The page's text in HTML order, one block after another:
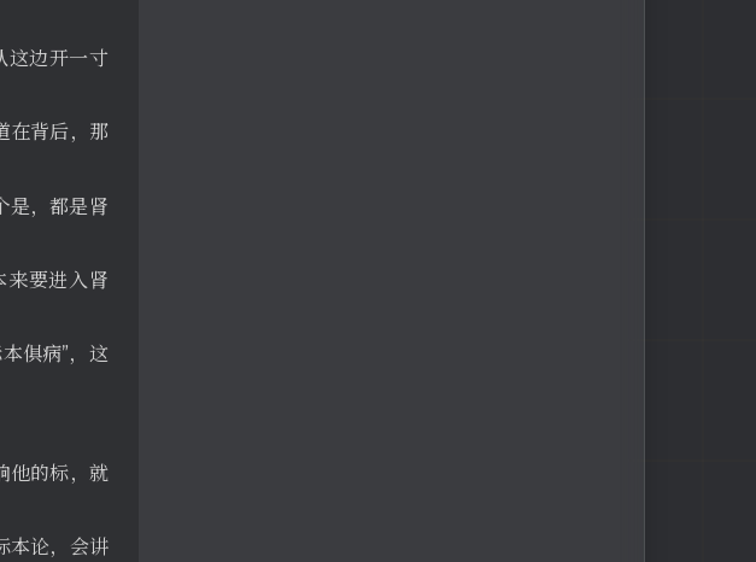
这边开一寸
在背后，那
是，都是肾
来要进入肾
俱病”，这
他的标，就
本论，会讲